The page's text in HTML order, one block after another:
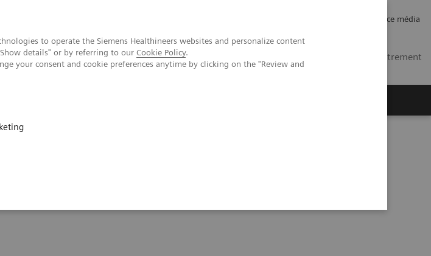
to operate the Siemens Healthineers websites and personalize content
details" or by referring to our Cookie Policy.
your consent and cookie preferences anytime by clicking on the "Review and
Espace média
MA Se connecter / Enregistrement